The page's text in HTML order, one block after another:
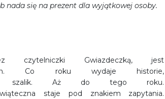
nada się na prezent dla wyjątkowej osoby.
czytelniczki Gwiazdeczką, jest
Co roku wydaje historie,
szalik. Aż do tego roku.
staje pod znakiem zapytania.